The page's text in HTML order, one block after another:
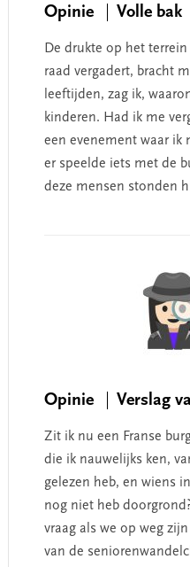
Opinie Volle bak
De drukte op het
raad vergadert, bracht
leeftijden, zag ik,
kinderen. Had ik me
een evenement waar ik
er speelde iets met de
deze mensen stonden
Opinie Verslag
Zit ik nu een Franse
die ik nauwelijks ken,
gelezen heb, en wiens
nog niet heb
vraag als we op weg
van de